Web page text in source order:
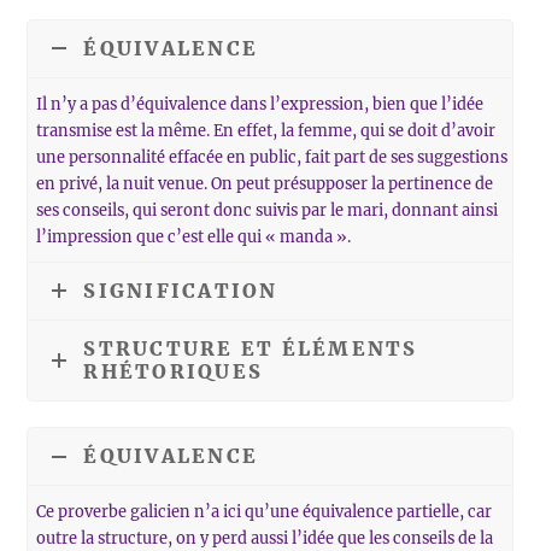
ÉQUIVALENCE
Il n’y a pas d’équivalence dans l’expression, bien que l’idée
transmise est la même. En effet, la femme, qui se doit d’avoir
une personnalité effacée en public, fait part de ses suggestions
en privé, la nuit venue. On peut présupposer la pertinence de
ses conseils, qui seront donc suivis par le mari, donnant ainsi
l’impression que c’est elle qui « manda ».
SIGNIFICATION
STRUCTURE ET ÉLÉMENTS
RHÉTORIQUES
ÉQUIVALENCE
Ce proverbe galicien n’a ici qu’une équivalence partielle, car
outre la structure, on y perd aussi l’idée que les conseils de la